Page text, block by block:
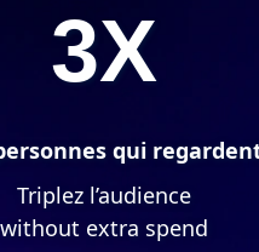
3X
qui
Triplez l’audience
without extra spend